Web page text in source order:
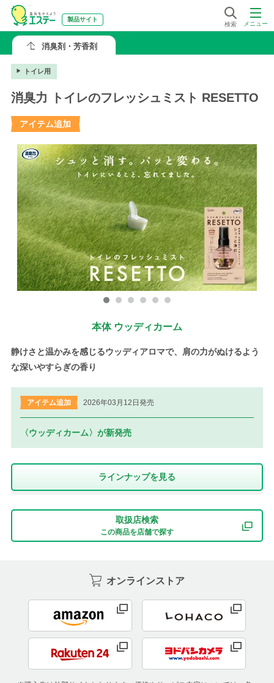
メニュー
検索
製品サイト
消臭剤・芳香剤
トイレ用
消臭力 トイレのフレッシュミスト RESETTO
アイテム追加
本体 ウッディカーム
静けさと温かみを感じるウッディアロマで、肩の力がぬけるよう
な深いやすらぎの香り
アイテム追加 2026年03月12日発売
〈ウッディカーム〉が新発売
ラインナップを⾒る
取扱店検索
この商品を店舗で探す
オンラインストア